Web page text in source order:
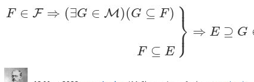
F ∈ F ⇒ (∃G ∈ M)(G ⊆ F)
F ⊆ E
⎫
⎭
⎬
⎪
⎪ ⇒ E ⊇ G
⇒E ∈F .